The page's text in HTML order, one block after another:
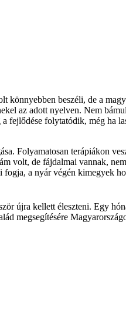
beszéli, de a
az adott nyelven. Nem
folytatódik, még ha
Folyamatosan terápiákon
volt, de fájdalmai vannak,
a nyár végén kimegyek
újra kellett éleszteni. Egy
megsegítésére